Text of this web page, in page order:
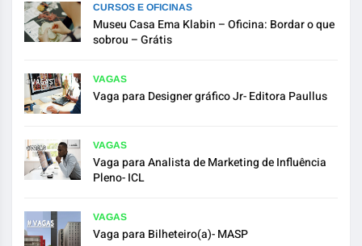
CURSOS E OFICINAS
Museu Casa Ema Klabin – Oficina: Bordar o que
sobrou – Grátis
VAGAS
Vaga para Designer gráfico Jr- Editora Paullus
VAGAS
Vaga para Analista de Marketing de Influência
Pleno- ICL
VAGAS
Vaga para Bilheteiro(a)- MASP